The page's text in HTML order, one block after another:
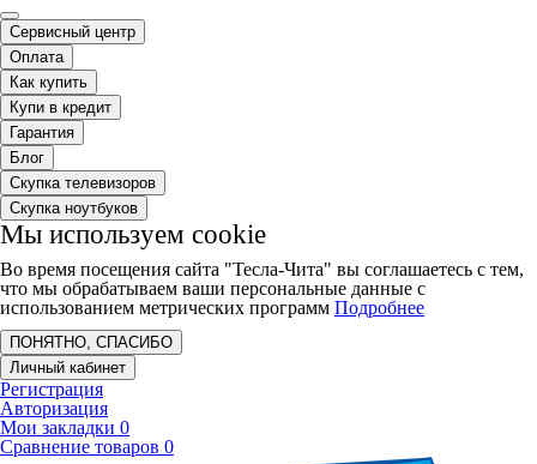
Сервисный центр
Оплата
Как купить
Купи в кредит
Гарантия
Блог
Скупка телевизоров
Скупка ноутбуков
Мы используем cookie
Во время посещения сайта "Тесла-Чита" вы соглашаетесь с тем,
что мы обрабатываем ваши персональные данные с
использованием метрических программ Подробнее
ПОНЯТНО, СПАСИБО
Личный кабинет
Регистрация
Авторизация
Мои закладки 0
Сравнение товаров 0